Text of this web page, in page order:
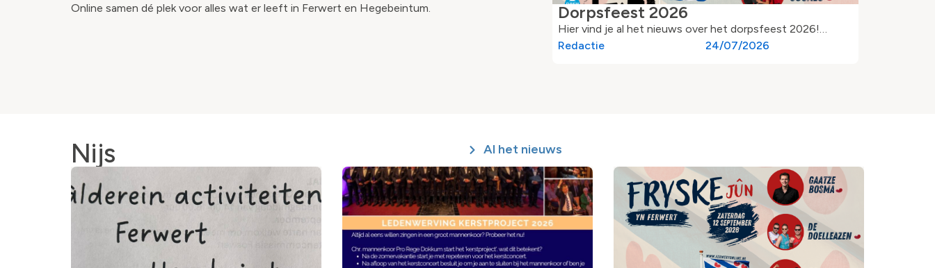
Online samen dé plek voor alles wat er leeft in Ferwert en Hegebeintum.
Dorpsfeest 2026
Hier vind je al het nieuws over het dorpsfeest 2026!…
Redactie
24/07/2026
Nijs Al het nieuws